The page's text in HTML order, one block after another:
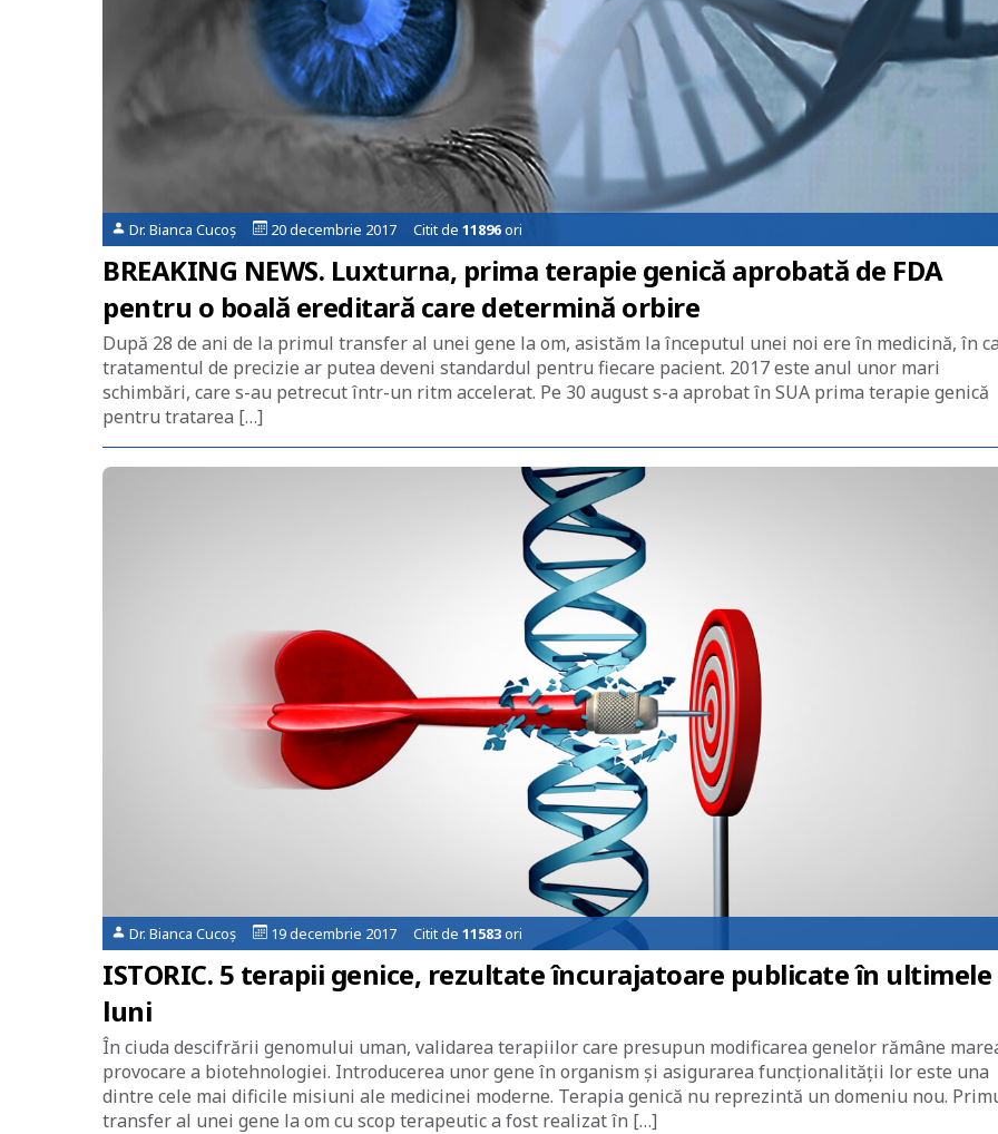
Dr. Bianca Cucoș 20 decembrie 2017 Citit de 11896ori
BREAKING NEWS. Luxturna, prima terapie genică aprobată de FDA
pentru o boală ereditară care determină orbire
După 28 de ani de la primul transfer al unei gene la om, asistăm la începutul unei noi ere în medicină, în
tratamentul de precizie ar putea deveni standardul pentru fiecare pacient. 2017 este anul unor mari
schimbări, care s-au petrecut într-un ritm accelerat. Pe 30 august s-a aprobat în SUA prima terapie genică
pentru tratarea […]
Dr. Bianca Cucoș 19 decembrie 2017 Citit de 11583ori
ISTORIC. 5 terapii genice, rezultate încurajatoare publicate în ultimele
luni
În ciuda descifrării genomului uman, validarea terapiilor care presupun modificarea genelor rămâne
provocare a biotehnologiei. Introducerea unor gene în organism și asigurarea funcționalității lor este una
dintre cele mai dificile misiuni ale medicinei moderne. Terapia genică nu reprezintă un domeniu nou.
transfer al unei gene la om cu scop terapeutic a fost realizat în […]